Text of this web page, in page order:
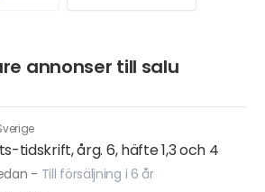
annonser till salu
tidskrift, årg. 6, häfte 1,3 och 4
- Till försäljning i 6 år